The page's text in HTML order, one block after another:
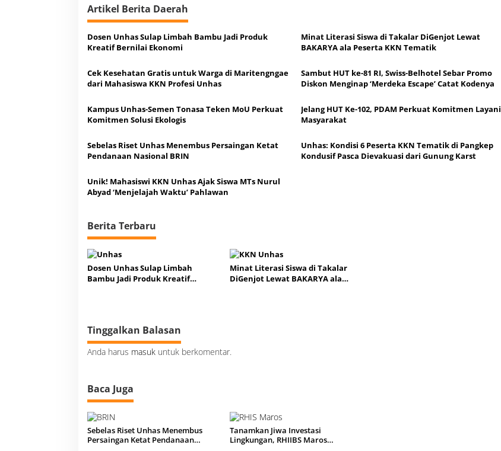
o
s
Artikel Berita Daerah
Dosen Unhas Sulap Limbah Bambu Jadi Produk
Kreatif Bernilai Ekonomi
Minat Literasi Siswa di Takalar DiGenjot Lewat
BAKARYA ala Peserta KKN Tematik
Cek Kesehatan Gratis untuk Warga di Maritengngae
dari Mahasiswa KKN Profesi Unhas
​Sambut HUT ke-81 RI, Swiss-Belhotel Sebar Promo
Diskon Menginap ‘Merdeka Escape’ Catat Kodenya
Kampus Unhas-Semen Tonasa Teken MoU Perkuat
Komitmen Solusi Ekologis
Jelang HUT Ke-102, PDAM Perkuat Komitmen Layani
Masyarakat
Sebelas Riset Unhas Menembus Persaingan Ketat
Pendanaan Nasional BRIN
Unhas: Kondisi 6 Peserta KKN Tematik di Pangkep
Kondusif Pasca Dievakuasi dari Gunung Karst
Unik! Mahasiswi KKN Unhas Ajak Siswa MTs Nurul
Abyad ‘Menjelajah Waktu’ Pahlawan
Berita Terbaru
Dosen Unhas Sulap Limbah
Bambu Jadi Produk Kreatif
Minat Literasi Siswa di Takalar
DiGenjot Lewat BAKARYA ala
Tinggalkan Balasan
Anda harus masuk untuk berkomentar.
Baca Juga
Sebelas Riset Unhas Menembus
Persaingan Ketat Pendanaan
Tanamkan Jiwa Investasi
Lingkungan, RHIIBS Maros